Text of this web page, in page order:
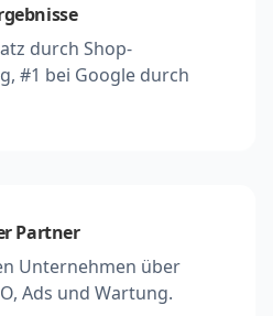
durch Shop-
#1 bei Google durch
Partner
Unternehmen über
Ads und Wartung.